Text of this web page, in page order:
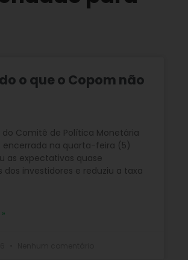
o que o Copom não
do Comitê de Política Monetária
na quarta-feira (5)
as expectativas quase
dos investidores e reduziu a taxa